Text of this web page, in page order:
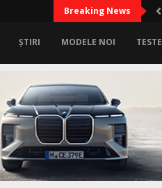
Breaking News
ȘTIRI MODELE NOI TESTE